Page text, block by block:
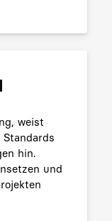
weist
hin.
und